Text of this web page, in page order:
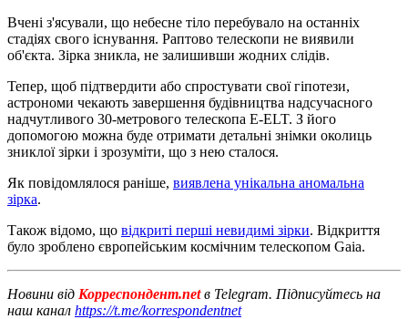
Вчені з'ясували, що небесне тіло перебувало на останніх
стадіях свого існування. Раптово телескопи не виявили
об'єкта. Зірка зникла, не залишивши жодних слідів.
Тепер, щоб підтвердити або спростувати свої гіпотези,
астрономи чекають завершення будівництва надсучасного
надчутливого 30-метрового телескопа E-ELT. З його
допомогою можна буде отримати детальні знімки околиць
зниклої зірки і зрозуміти, що з нею сталося.
Як повідомлялося раніше, виявлена ​​унікальна аномальна
зірка.
Також відомо, що відкриті перші невидимі зірки. Відкриття
було зроблено європейським космічним телескопом Gaia.
Новини від Корреспондент.netв Telegram. Підписуйтесь на
наш канал https://t.me/korrespondentnet